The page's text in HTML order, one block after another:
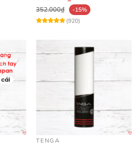
352.000₫
-15%
(920)
TENGA